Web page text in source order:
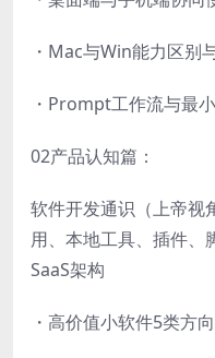
・Mac与Win能力区别
・Prompt工作流与最
02产品认知篇：
软件开发通识（上帝视
用、本地工具、插件、
SaaS架构
・高价值小软件5类方向